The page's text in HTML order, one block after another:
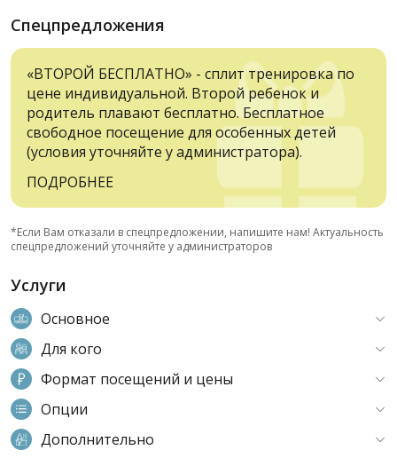
Спецпредложения
«ВТОРОЙ БЕСПЛАТНО» - сплит тренировка по
цене индивидуальной. Второй ребенок и
родитель плавают бесплатно. Бесплатное
свободное посещение для особенных детей
(условия уточняйте у администратора).
ПОДРОБНЕЕ
*Если Вам отказали в спецпредложении, напишите нам! Актуальность
спецпредложений уточняйте у администраторов
Услуги
Основное
Для кого
Формат посещений и цены
Опции
Дополнительно